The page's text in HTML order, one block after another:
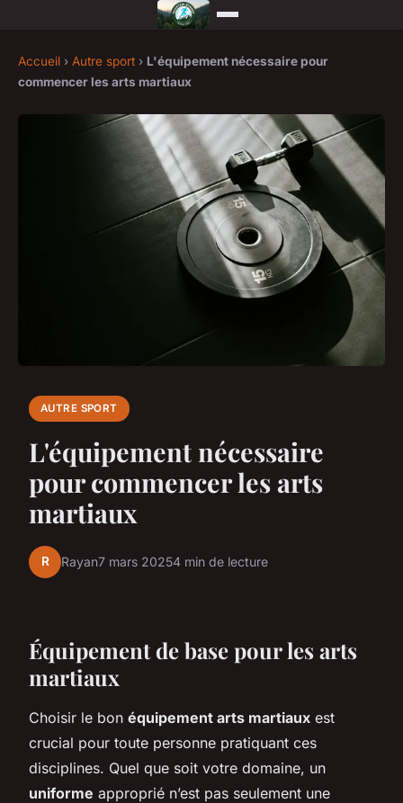
Accueil › Autre sport › L'équipement nécessaire pour
commencer les arts martiaux
AUTRE SPORT
L'équipement nécessaire
pour commencer les arts
martiaux
R Rayan7 mars 20254 min de lecture
Équipement de base pour les arts
martiaux
Choisir le bon équipement arts martiaux est
crucial pour toute personne pratiquant ces
disciplines. Quel que soit votre domaine, un
uniforme approprié n’est pas seulement une